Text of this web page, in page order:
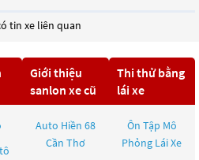
tin xe liên quan
Giới thiệu
sanlon xe cũ
Auto Hiền 68
Cần Thơ
Thi thử bằng
lái xe
Ôn Tập Mô
Phỏng Lái Xe